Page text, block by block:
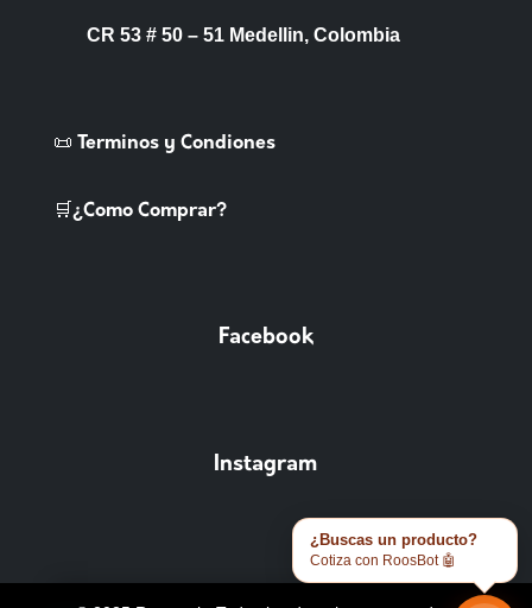
CR 53 # 50 – 51 Medellin, Colombia
📜 Terminos y Condiones
🛒¿Como Comprar?
Facebook
Instagram
¿Buscas un producto?
Cotiza con RoosBot 🤖